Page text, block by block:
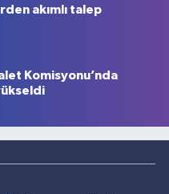
akımlı talep
Komisyonu’nda